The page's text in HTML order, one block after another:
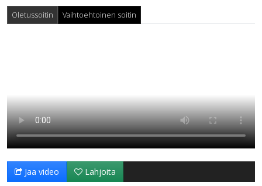
Oletussoitin Vaihtoehtoinen soitin
Jaa video Lahjoita